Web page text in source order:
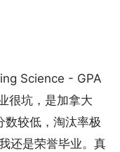
Science - GPA
很坑，是加拿大
较低，淘汰率极
还是荣誉毕业。真